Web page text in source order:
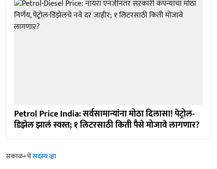
Petrol Price India: सर्वसामान्यांना मोठा दिलासा! पेट्रोल-
डिझेल झालं स्वस्त; १ लिटरसाठी किती पैसे मोजावे लागणार?
सकाळ+चेसदस्य व्हा